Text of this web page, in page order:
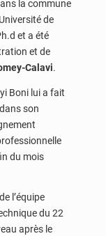
la commune
de
et a été
et de
Calavi.
Boni lui a fait
son
du mois
l’équipe
du 22
après le